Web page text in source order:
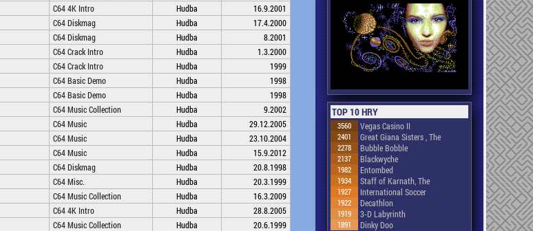
C64 4K Intro Hudba
16.9.2001
C64 Diskmag Hudba
17.4.2000
C64 Diskmag Hudba
8.2001
C64 Crack Intro Hudba
1.3.2000
C64 Crack Intro Hudba
1999
C64 Basic Demo Hudba
1998
C64 Basic Demo Hudba
1998
C64 Music Collection Hudba
9.2002
C64 Music Hudba
29.12.2005
C64 Music Hudba
23.10.2004
C64 Music Hudba
15.9.2012
C64 Diskmag Hudba
20.8.1998
C64 Misc. Hudba
20.3.1999
C64 Music Collection Hudba
16.3.2009
C64 4K Intro Hudba
28.8.2005
C64 Music Collection Hudba
20.6.1999
TOP 10 HRY
3560 Vegas Casino II
2401 Great Giana Sisters , The
2278 Bubble Bobble
2137 Blackwyche
1982 Entombed
1934 Staff of Karnath, The
1927 International Soccer
1922 Decathlon
1919 3-D Labyrinth
1891 Dinky Doo